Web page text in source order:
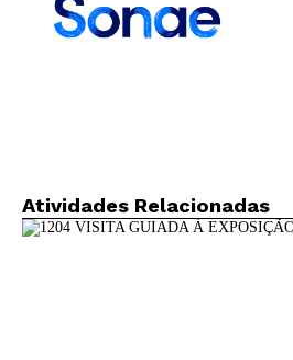
Atividades Relacionadas